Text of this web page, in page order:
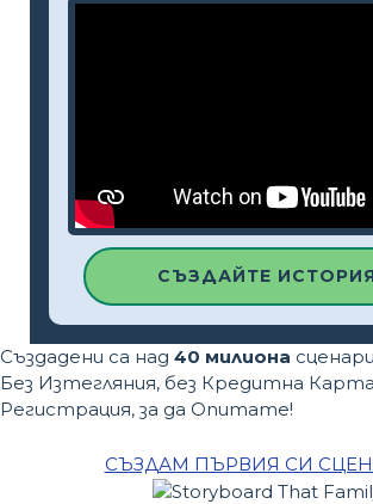
СЪЗДАЙТЕ
Създадени са над 40 милиона
Без Изтегляния, без Кредитна
Регистрация, за да Опитате!
СЪЗДАМ ПЪРВИЯ СИ